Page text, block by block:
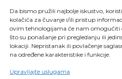
Da bismo pružili najbolje iskustvo,
kolačića za čuvanje i/ili pristup
ovim tehnologijama će nam omogućiti
što su ponašanje pri pregledanju ili
lokaciji. Nepristanak ili povlačenje
na određene karakteristike i funkcije.
Upravljajte uslugama